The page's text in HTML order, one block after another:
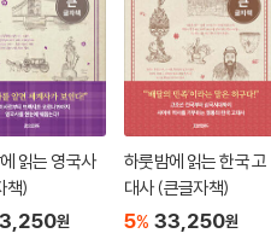
읽는 영국사
책)
원
하룻밤에 읽는 한국 고
대사 (큰글자책)
5% 33,250원